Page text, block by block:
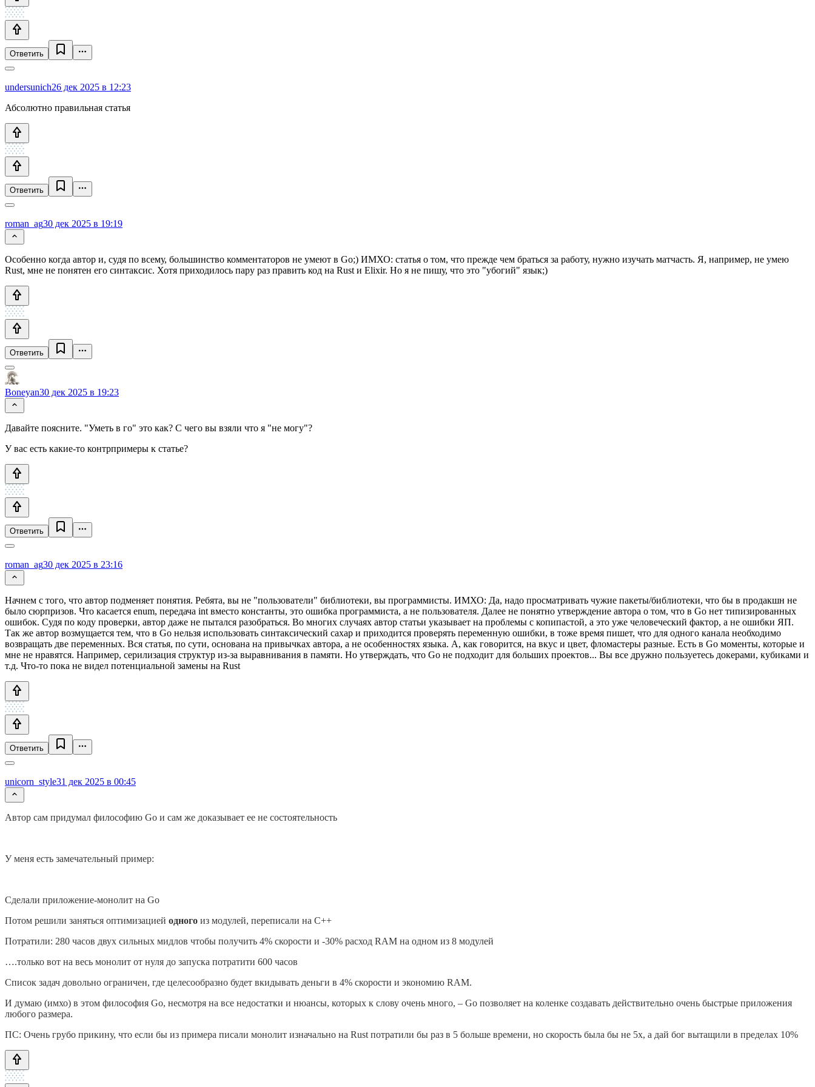
Ответить
undersunich26 дек 2025 в 12:23
Абсолютно правильная статья
Ответить
roman_ag30 дек 2025 в 19:19
Особенно когда автор и, судя по всему, большинство комментаторов не умеют в Go;) ИМХО: статья о том, что прежде чем браться за работу, нужно изучать матчасть. Я, например, не умею
Rust, мне не понятен его синтаксис. Хотя приходилось пару раз править код на Rust и Elixir. Но я не пишу, что это "убогий" язык;)
Ответить
Boneyan30 дек 2025 в 19:23
Давайте поясните. "Уметь в го" это как? С чего вы взяли что я "не могу"?
У вас есть какие-то контрпримеры к статье?
Ответить
roman_ag30 дек 2025 в 23:16
Начнем с того, что автор подменяет понятия. Ребята, вы не "пользователи" библиотеки, вы программисты. ИМХО: Да, надо просматривать чужие пакеты/библиотеки, что бы в продакшн не
было сюрпризов. Что касается enum, передача int вместо константы, это ошибка программиста, а не пользователя. Далее не понятно утверждение автора о том, что в Go нет типизированных
ошибок. Судя по коду проверки, автор даже не пытался разобраться. Во многих случаях автор статьи указывает на проблемы с копипастой, а это уже человеческий фактор, а не ошибки ЯП.
Так же автор возмущается тем, что в Go нельзя использовать синтаксический сахар и приходится проверять переменную ошибки, в тоже время пишет, что для одного канала необходимо
возвращать две переменных. Вся статья, по сути, основана на привычках автора, а не особенностях языка. А, как говорится, на вкус и цвет, фломастеры разные. Есть в Go моменты, которые и
мне не нравятся. Например, серилизация структур из-за выравнивания в памяти. Но утверждать, что Go не подходит для больших проектов... Вы все дружно пользуетесь докерами, кубиками и
т.д. Что-то пока не видел потенциальной замены на Rust
Ответить
unicorn_style31 дек 2025 в 00:45
Автор сам придумал философию Go и сам же доказывает ее не состоятельность
У меня есть замечательный пример:
Сделали приложение-монолит на Go
Потом решили заняться оптимизацией одного из модулей, переписали на C++
Потратили: 280 часов двух сильных мидлов чтобы получить 4% скорости и -30% расход RAM на одном из 8 модулей
….только вот на весь монолит от нуля до запуска потратити 600 часов
Список задач довольно ограничен, где целесообразно будет вкидывать деньги в 4% скорости и экономию RAM.
И думаю (имхо) в этом философия Go, несмотря на все недостатки и нюансы, которых к слову очень много, – Go позволяет на коленке создавать действительно очень быстрые приложения
любого размера.
ПС: Очень грубо прикину, что если бы из примера писали монолит изначально на Rust потратили бы раз в 5 больше времени, но скорость была бы не 5x, а дай бог вытащили в пределах 10%